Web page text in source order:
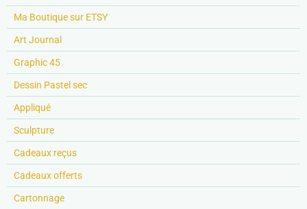
Ma Boutique sur ETSY
Art Journal
Graphic 45
Dessin Pastel sec
Appliqué
Sculpture
Cadeaux reçus
Cadeaux offerts
Cartonnage